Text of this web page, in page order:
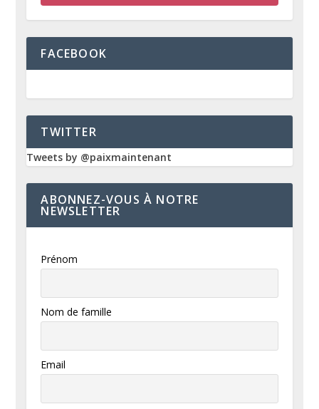
FACEBOOK
TWITTER
Tweets by @paixmaintenant
ABONNEZ-VOUS À NOTRE
NEWSLETTER
Prénom
Nom de famille
Email